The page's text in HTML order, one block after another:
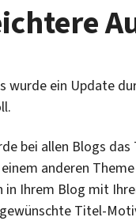
wurde ein Update
bei allen Blogs
anderen
in Ihrem Blog mit
Titel-